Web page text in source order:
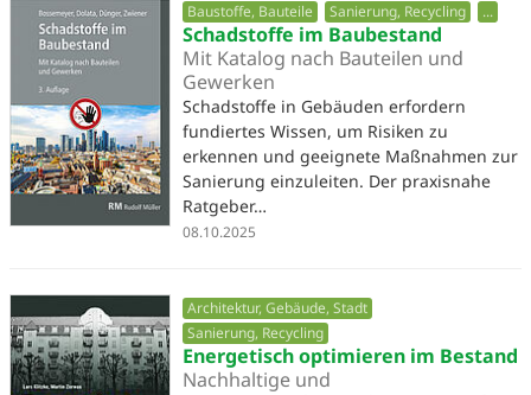
Baustoffe, Bauteile Sanierung, Recycling ...
Schadstoffe im Baubestand
Mit Katalog nach Bauteilen und
Gewerken
Schadstoffe in Gebäuden erfordern
fundiertes Wissen, um Risiken zu
erkennen und geeignete Maßnahmen zur
Sanierung einzuleiten. Der praxisnahe
Ratgeber…
08.10.2025
Architektur, Gebäude, Stadt
Sanierung, Recycling
Energetisch optimieren im Bestand
Nachhaltige und